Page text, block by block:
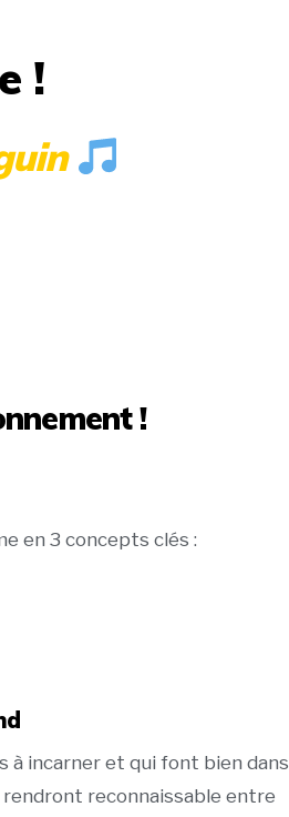
!
!
en 3 concepts clés :
à incarner et qui font bien dans
reconnaissable entre